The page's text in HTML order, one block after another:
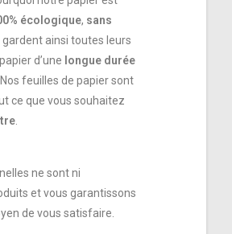
écologique, sans
gardent ainsi toutes leurs
d’une longue durée
feuilles de papier sont
ce que vous souhaitez
.
ne sont ni
et vous garantissons
de vous satisfaire.